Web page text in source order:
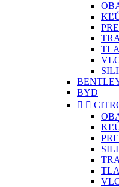
BYD
 